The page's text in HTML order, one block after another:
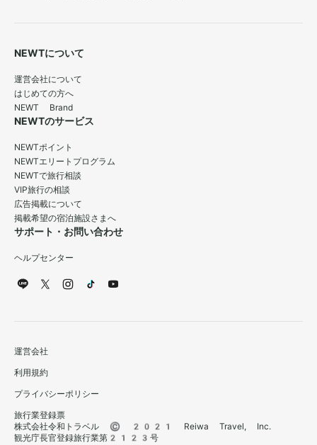
NEWTについて
運営会社について
はじめての方へ
NEWT Brand
NEWTのサービス
NEWTポイント
NEWTエリートプログラム
NEWTで旅行相談
VIP旅行の相談
広告掲載について
掲載希望の宿泊施設さまへ
サポート・お問い合わせ
ヘルプセンター
運営会社
利用規約
プライバシーポリシー
旅行業登録票
株式会社令和トラベル © 2021 Reiwa Travel, Inc.
観光庁長官登録旅行業第2123号